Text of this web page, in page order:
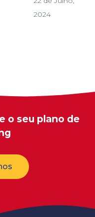
2024
o seu plano de